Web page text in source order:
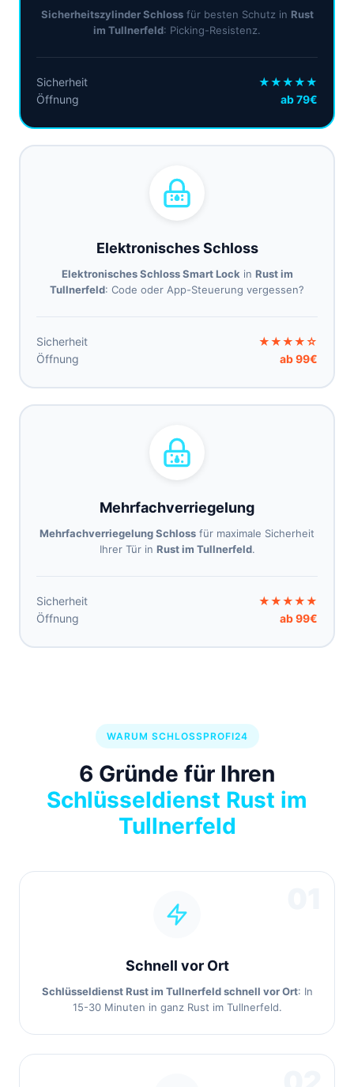
Sicherheitszylinder Schlossfür besten Schutz in Rust
im Tullnerfeld: Picking-Resistenz.
Sicherheit
★★★★★
Öffnung
ab 79€
Elektronisches Schloss
Elektronisches Schloss Smart Lock in Rust im
Tullnerfeld: Code oder App-Steuerung vergessen?
Sicherheit
★★★★☆
Öffnung
ab 99€
Mehrfachverriegelung
Mehrfachverriegelung Schloss für maximale Sicherheit
Ihrer Tür in Rust im Tullnerfeld.
Sicherheit
★★★★★
Öffnung
ab 99€
WARUM SCHLOSSPROFI24
6 Gründe für Ihren
Schlüsseldienst Rust im
Tullnerfeld
Schnell vor Ort
Schlüsseldienst Rust im Tullnerfeld schnell vor Ort: In
15-30 Minuten in ganz Rust im Tullnerfeld.